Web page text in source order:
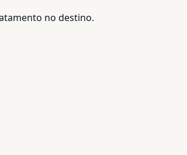
no destino.